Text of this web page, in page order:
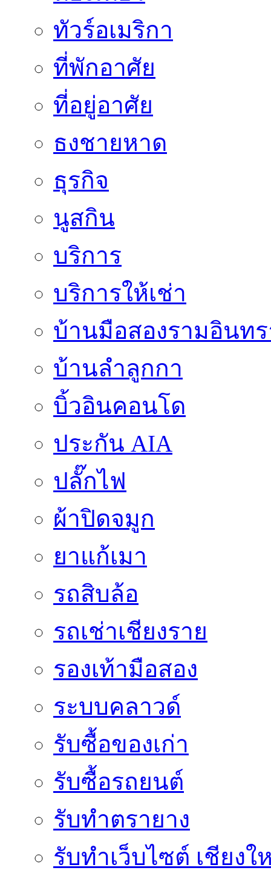
ทัวร์อเมริกา
ที่พักอาศัย
ที่อยู่อาศัย
ธงชายหาด
ธุรกิจ
นูสกิน
บริการ
บริการให้เช่า
บ้านมือสองรามอินท
บ้านลำลูกกา
บิ้วอินคอนโด
ประกัน AIA
ปลั๊กไฟ
ผ้าปิดจมูก
ยาแก้เมา
รถสิบล้อ
รถเช่าเชียงราย
รองเท้ามือสอง
ระบบคลาวด์
รับซื้อของเก่า
รับซื้อรถยนต์
รับทำตรายาง
รับทำเว็บไซต์ เชียงใ